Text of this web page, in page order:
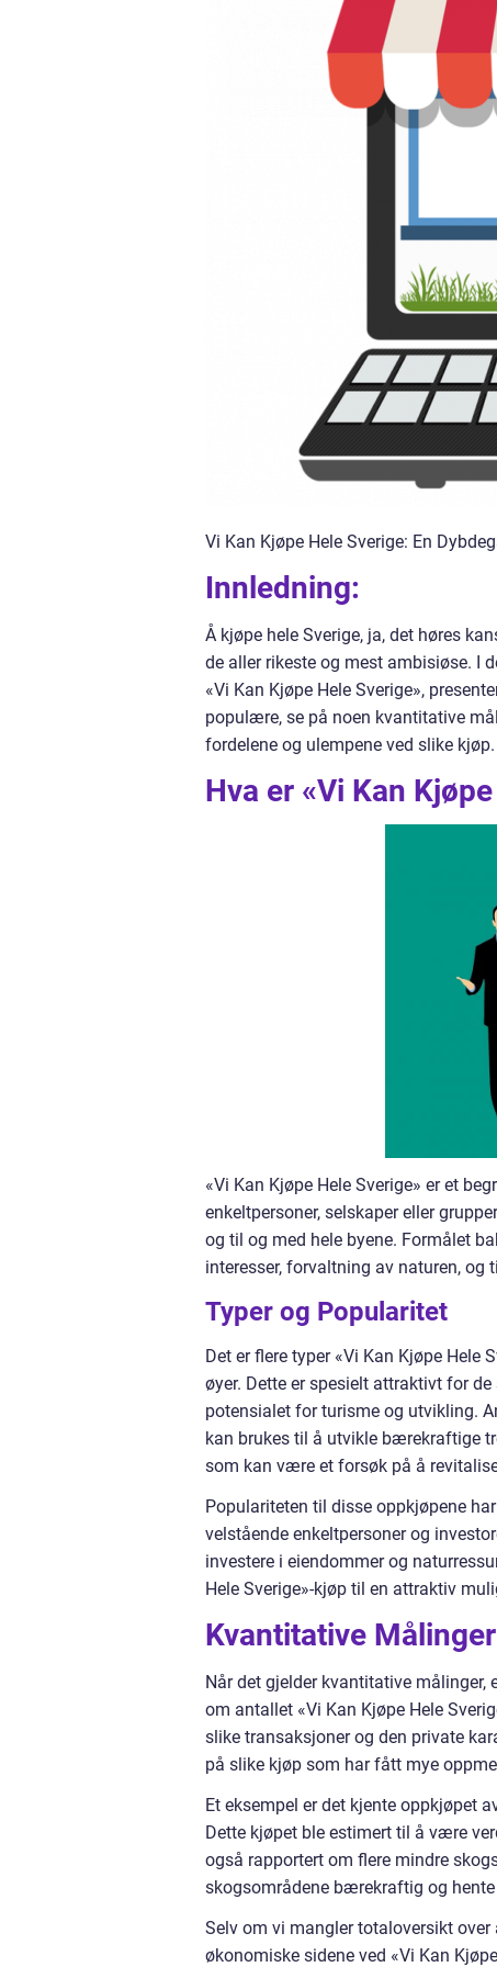
Vi Kan Kjøpe Hele Sverige: En
Innledning:
Å kjøpe hele Sverige, ja, det høres
de aller rikeste og mest ambisiøse. I
«Vi Kan Kjøpe Hele Sverige»,
populære, se på noen kvantitative
fordelene og ulempene ved slike kjøp.
Hva er «Vi Kan
«Vi Kan Kjøpe Hele Sverige» er et
enkeltpersoner, selskaper eller
og til og med hele byene. Formålet
interesser, forvaltning av naturen, og
Typer og Popularitet
Det er flere typer «Vi Kan Kjøpe
øyer. Dette er spesielt attraktivt for
potensialet for turisme og utvikling.
kan brukes til å utvikle bærekraftige
som kan være et forsøk på å
Populariteten til disse oppkjøpene
velstående enkeltpersoner og
investere i eiendommer og
Hele Sverige»-kjøp til en attraktiv
Kvantitative Målinger
Når det gjelder kvantitative målinger,
om antallet «Vi Kan Kjøpe Hele
slike transaksjoner og den private
på slike kjøp som har fått mye
Et eksempel er det kjente oppkjøpet
Dette kjøpet ble estimert til å være
også rapportert om flere mindre
skogsområdene bærekraftig og
Selv om vi mangler totaloversikt
økonomiske sidene ved «Vi Kan